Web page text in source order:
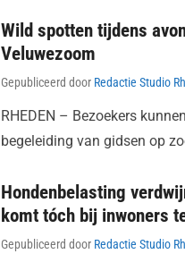
Wild spotten tijdens
Veluwezoom
Gepubliceerd door Redactie Studio
RHEDEN – Bezoekers
begeleiding van gidsen op
Hondenbelasting
komt tóch bij inwoners
Gepubliceerd door Redactie Studio